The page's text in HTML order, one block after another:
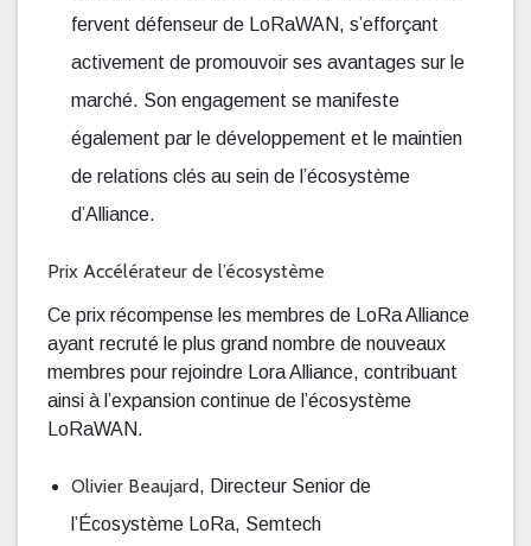
fervent défenseur de LoRaWAN, s’efforçant
activement de promouvoir ses avantages sur le
marché. Son engagement se manifeste
également par le développement et le maintien
de relations clés au sein de l’écosystème
d’Alliance.
Prix Accélérateur de l’écosystème
Ce prix récompense les membres de LoRa Alliance
ayant recruté le plus grand nombre de nouveaux
membres pour rejoindre Lora Alliance, contribuant
ainsi à l’expansion continue de l’écosystème
LoRaWAN.
Olivier Beaujard, Directeur Senior de
l’Écosystème LoRa, Semtech